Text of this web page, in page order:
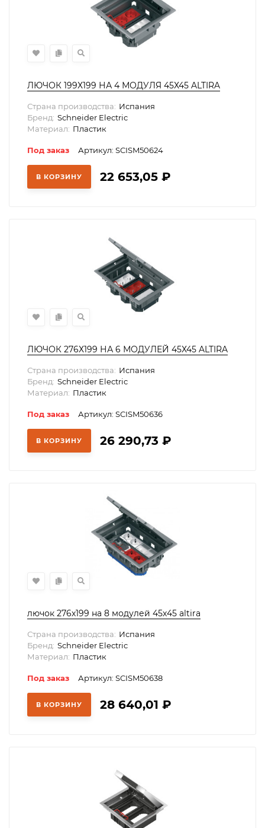
ЛЮЧОК 199Х199 НА 4 МОДУЛЯ 45Х45 ALTIRA
Страна производства: Испания
Бренд: Schneider Electric
Материал: Пластик
Под заказ Артикул: SCISM50624
В КОРЗИНУ 22 653,05 ₽
ЛЮЧОК 276Х199 НА 6 МОДУЛЕЙ 45Х45 ALTIRA
Страна производства: Испания
Бренд: Schneider Electric
Материал: Пластик
Под заказ Артикул: SCISM50636
В КОРЗИНУ 26 290,73 ₽
лючок 276х199 на 8 модулей 45х45 altira
Страна производства: Испания
Бренд: Schneider Electric
Материал: Пластик
Под заказ Артикул: SCISM50638
В КОРЗИНУ 28 640,01 ₽